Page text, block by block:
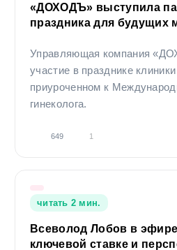
«ДОХОДЪ» выступила
праздника для будущих
Управляющая компания
участие в празднике
приуроченном к
гинеколога.
649 1
читать 2 мин.
Всеволод Лобов в
ключевой ставке и